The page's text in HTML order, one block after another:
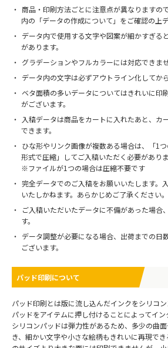
商品・印刷方法ごとに注意点が異なりますので
内の「データの作成について」をご確認の上
データ内で使用する文字や図案が細かすぎる
があります。
グラデーションやフルカラーには対応できませ
データ内の文字は必ずアウトライン化してか
ベタ面積の多いデータについてはきれいに印
がございます。
入稿データは商品をカートに入れたあと、カ
できます。
ひな形やリンク画像が複数ある場合は、「1
形式で圧縮」してご入稿いただく必要がありま
※ファイルが1つの場合は圧縮不要です
完全データでのご入稿をお願いいたします。
いたしかねます。あらかじめご了承ください。
ご入稿いただいたデータに不備があった場合
す。
データ調整が必要になる場合、出荷までの日
ございます。
パッド印刷について
パッド印刷とは版に流し込んだインクをシリコン
パッドをアイテムに押し付けることによってイン
シリコンパッドは弾力性があるため、多少の曲
き、細かい文字や小さな絵柄もきれいに再現で